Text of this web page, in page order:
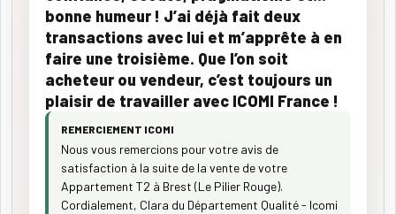
bonne humeur ! J’ai déjà fait deux
transactions avec lui et m’apprête à en
faire une troisième. Que l’on soit
acheteur ou vendeur, c’est toujours un
plaisir de travailler avec ICOMI France !
REMERCIEMENT ICOMI
Nous vous remercions pour votre avis de
satisfaction à la suite de la vente de votre
Appartement T2 à Brest (Le Pilier Rouge).
Cordialement, Clara du Département Qualité - Icomi